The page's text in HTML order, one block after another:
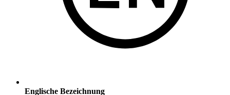
Englische Bezeichnung